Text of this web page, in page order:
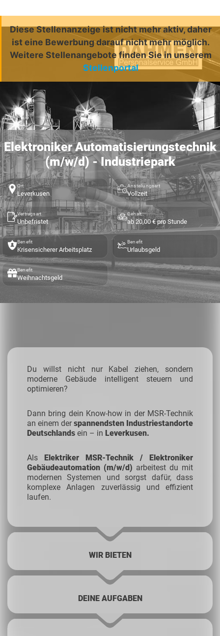
Diese Stellenanzeige ist nicht mehr aktiv, daher
ist eine Bewerbung darauf nicht mehr möglich.
Weitere Stellenangebote finden Sie in unserem
Stellenportal
Elektroniker Automatisierungstechnik
(m/w/d) - Industriepark
Ort
Leverkusen
Anstellungsart
Vollzeit
Vertragsart
Unbefristet
Gehalt
ab 20,00 € pro Stunde
Benefit
Krisensicherer Arbeitsplatz
Benefit
Urlaubsgeld
Benefit
Weihnachtsgeld
Du willst nicht nur Kabel ziehen, sondern
moderne Gebäude intelligent steuern und
optimieren?
Dann bring dein Know-how in der MSR-Technik
an einem der spannendsten Industriestandorte
Deutschlands ein – in Leverkusen.
Als Elektriker MSR-Technik / Elektroniker
Gebäudeautomation (m/w/d) arbeitest du mit
modernen Systemen und sorgst dafür, dass
komplexe Anlagen zuverlässig und effizient
laufen.
WIR BIETEN
DEINE AUFGABEN